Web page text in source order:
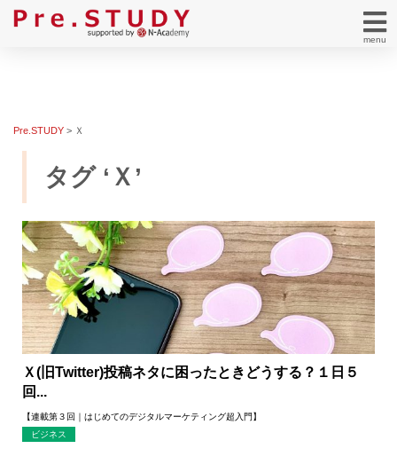
menu
Pre.STUDY > Ｘ
タグ ‘Ｘ’
Ｘ(旧Twitter)投稿ネタに困ったときどうする？１日５
回...
【連載第３回｜はじめてのデジタルマーケティング超入門】
ビジネス